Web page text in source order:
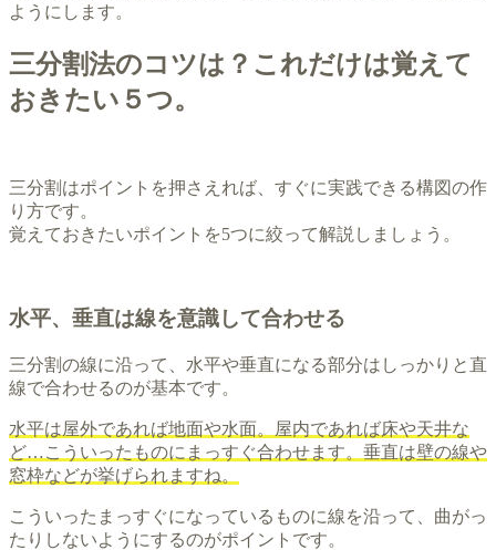
ようにします。
三分割法のコツは？これだけは覚えて
おきたい５つ。
三分割はポイントを押さえれば、すぐに実践できる構図の作
り方です。
覚えておきたいポイントを5つに絞って解説しましょう。
水平、垂直は線を意識して合わせる
三分割の線に沿って、水平や垂直になる部分はしっかりと直
線で合わせるのが基本です。
水平は屋外であれば地面や水面。屋内であれば床や天井な
ど…こういったものにまっすぐ合わせます。垂直は壁の線や
窓枠などが挙げられますね。
こういったまっすぐになっているものに線を沿って、曲がっ
たりしないようにするのがポイントです。